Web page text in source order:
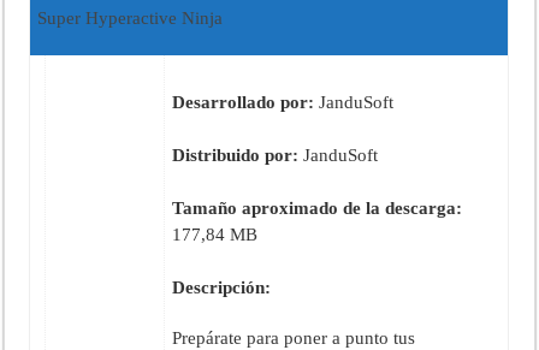
Super Hyperactive Ninja
Desarrollado por: JanduSoft
Distribuido por: JanduSoft
Tamaño aproximado de la descarga:
177,84 MB
Descripción:
Prepárate para poner a punto tus